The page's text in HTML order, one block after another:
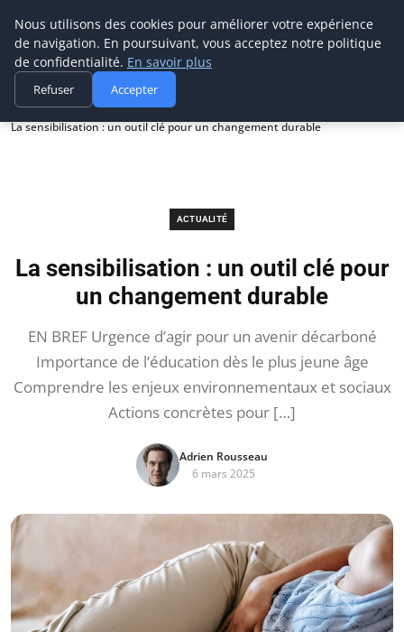
Prospection Pro
Accueil
Actualité
La sensibilisation : un outil clé pour un changement durable
ACTUALITÉ
La sensibilisation : un outil clé pour
un changement durable
EN BREF Urgence d’agir pour un avenir décarboné
Importance de l’éducation dès le plus jeune âge
Comprendre les enjeux environnementaux et sociaux
Actions concrètes pour […]
Adrien Rousseau
6 mars 2025
Nous utilisons des cookies pour améliorer votre expérience
de navigation. En poursuivant, vous acceptez notre politique
de confidentialité. En savoir plus
Refuser Accepter